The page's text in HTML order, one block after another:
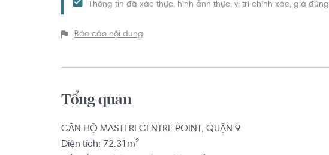
Thông tin đã xác thực, hình ảnh thực, vị trí chính xác, giá đúng
Báo cáo nội dung
Tổng quan
CĂN HỘ MASTERI CENTRE POINT, QUẬN 9
Diện tích: 72.31m²